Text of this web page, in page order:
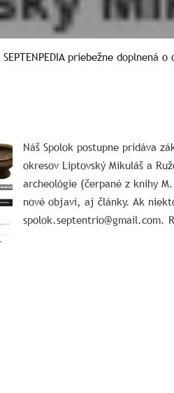
SEPTENPEDIA priebežne doplnená
Náš Spolok postupne pridáva
okresov Liptovský Mikuláš a
archeológie (čerpané z knihy
nové objaví, aj články. Ak
spolok.septentrio@gmail.com.